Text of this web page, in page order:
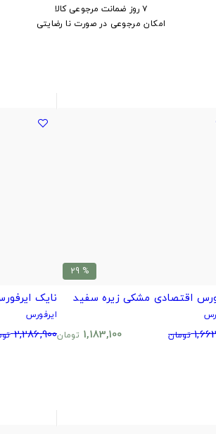
۷ روز ضمانت مرجوعی کالا
امکان مرجوعی در صورت نا رضایتی
% 29
اقتصادی مشکی زیره سفید
تومان 1,183,100 تومان
نایک
ایرفورس
2,286,900